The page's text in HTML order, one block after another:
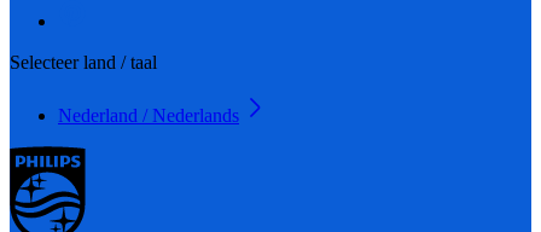
Selecteer land / taal
Nederland / Nederlands